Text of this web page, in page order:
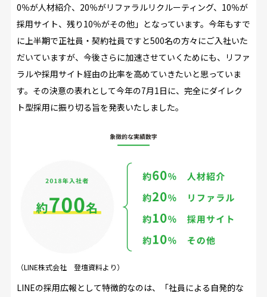
0％が人材紹介、20％がリファラルリクルーティング、10％が
採用サイト、残り10％がその他」となっています。今年もすで
に上半期で正社員・契約社員ですと500名の方々にご入社いた
だいていますが、今後さらに加速させていくためにも、リファ
ラルや採用サイト経由の比率を高めていきたいと思っていま
す。その決意の表れとして今年の7月1日に、完全にダイレク
ト型採用に振り切る旨を発表いたしました。
（LINE株式会社 登壇資料より）
LINEの採用広報として特徴的なのは、「社員による自発的な